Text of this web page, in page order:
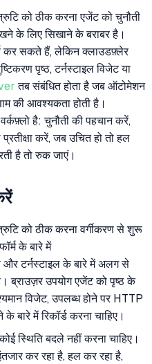
को ठीक करना एजेंट को चुनौती
के लिए सिखाने के बराबर है।
कर सकते हैं, लेकिन क्लाउडफ़्लेर
पृष्ठ, टर्नस्टाइल विजेट या
तब संबंधित होता है जब ऑटोमेशन
की आवश्यकता होती है।
है: चुनौती की पहचान करें,
करें, जब उचित हो तो हल
है तो रुक जाएं।
को ठीक करना वर्गीकरण से शुरू
के बारे में
और टर्नस्टाइल के बारे में अलग से
ब्राउज़र उपयोग एजेंट को पृष्ठ के
विजेट, उपलब्ध होने पर HTTP
बारे में रिकॉर्ड करना चाहिए।
स्थिति बदले नहीं करना चाहिए।
कर रहा है, हल कर रहा है,